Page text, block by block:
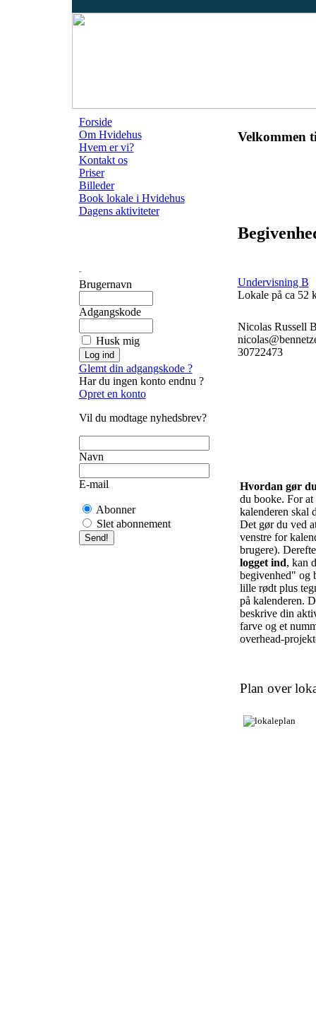
Forside
Om Hvidehus
Hvem er vi?
Kontakt os
Priser
Billeder
Book lokale i Hvidehus
Dagens aktiviteter
Brugernavn
Adgangskode
Husk mig
Glemt din adgangskode ?
Har du ingen konto endnu ?
Opret en konto
Vil du modtage nyhedsbrev?
Navn
E-mail
Abonner
Slet abonnement
Velkommen
Undervisning B
Lokale på ca 52
Nicolas Russell
30722473
Hvordan gør
du booke. For
kalenderen skal
Det gør du ved
venstre for
brugere).
logget ind, kan
begivenhed" og
lille rødt plus
på kalenderen.
beskrive din
farve og et
overhead-
Plan over